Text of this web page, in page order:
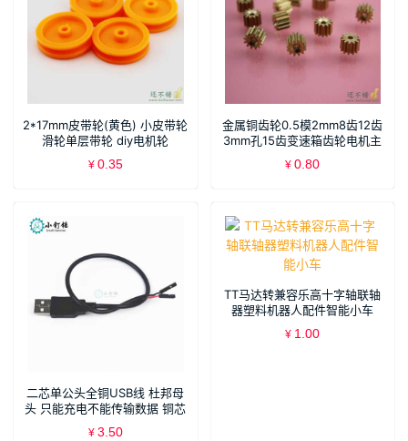
2*17mm皮带轮(黄色) 小皮带轮
滑轮单层带轮 diy电机轮
¥ 0.35
金属铜齿轮0.5模2mm8齿12齿
3mm孔15齿变速箱齿轮电机主
¥ 0.80
二芯单公头全铜USB线 杜邦母
头 只能充电不能传输数据 铜芯
较粗
¥ 3.50
TT马达转兼容乐高十字轴联轴
器塑料机器人配件智能小车
¥ 1.00